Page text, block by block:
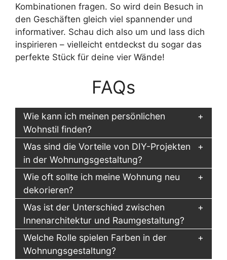
Kombinationen fragen. So wird dein Besuch in
den Geschäften gleich viel spannender und
informativer. Schau dich also um und lass dich
inspirieren – vielleicht entdeckst du sogar das
perfekte Stück für deine vier Wände!
FAQs
Wie kann ich meinen persönlichen
Wohnstil finden?
Was sind die Vorteile von DIY-Projekten
in der Wohnungsgestaltung?
Wie oft sollte ich meine Wohnung neu
dekorieren?
Was ist der Unterschied zwischen
Innenarchitektur und Raumgestaltung?
Welche Rolle spielen Farben in der
Wohnungsgestaltung?